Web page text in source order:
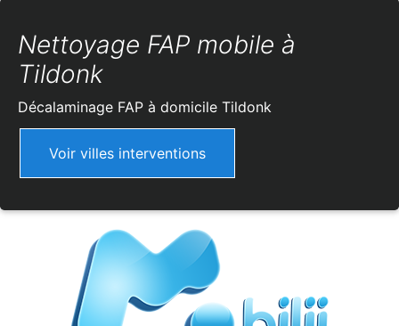
Nettoyage FAP mobile à
Tildonk
Décalaminage FAP à domicile Tildonk
Voir villes interventions